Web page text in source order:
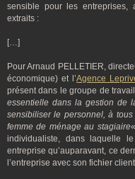
sensible pour les entreprises,
extraits :
[…]
Pour Arnaud PELLETIER,
économique) et l’Agence
présent dans le groupe de
essentielle dans la gestion de
sensibiliser le personnel, à
femme de ménage au stagiaire
individualiste, dans laquelle
entreprise qu’auparavant, ce
l’entreprise avec son fichier